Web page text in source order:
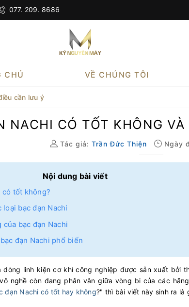
077. 209. 8686
CHỦ VỀ CHÚNG TÔI
cần lưu ý
NACHI CÓ TỐT KHÔNG
Tác giả:Trần Đức Thiện Ngày
Nội dung bài viết
có tốt không?
loại bạc đạn Nachi
bạc đạn Nachi
đạn Nachi phổ biến
dòng linh kiện cơ khí công nghiệp được sản xuất bởi
nghề còn đang phân vân giữa vòng bi của các
đạn Nachi có tốt hay không?" thì bài viết này sinh ra là